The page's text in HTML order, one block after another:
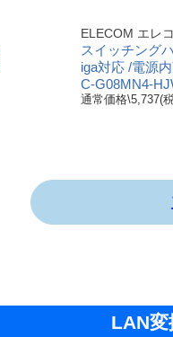
ELECOM エレ
スイッチング
iga対応 /電源
C-G08MN4-
通常価格\5,737(
LAN